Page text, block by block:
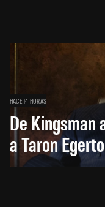
HACE 14 HORAS
De Kingsman
a Taron